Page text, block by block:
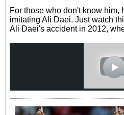
For those who don't know him,
imitating Ali Daei. Just watch
Ali Daei's accident in 2012,